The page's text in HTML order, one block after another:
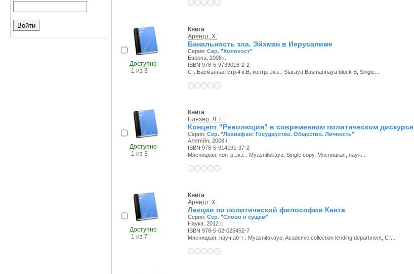
Доступно
1 из 3
Книга
Арендт, Х.
Банальность зла. Эйхман в Иерусалиме
Серия: Сер. "Холокост"
Европа, 2008 г.
ISBN 978-5-9739016-2-2
Ст. Басманная стр.4 к.В, контр. экз. : Staraya Basmannaya block B, Single...
Доступно
1 из 3
Книга
Бляхер, Л. Е.
Концепт "Революция" в современном политическом дискурсе
Серия: Сер. "Левиафан: Государство. Общество. Личность"
Алетейя, 2008 г.
ISBN 978-5-914191-37-2
Мясницкая, контр.экз. : Myasnitskaya, Single copy, Мясницкая, науч...
Доступно
1 из 7
Книга
Арендт, Х.
Лекции по политической философии Канта
Серия: Сер. "Слово о сущем"
Наука, 2012 г.
ISBN 978-5-02-025452-7
Мясницкая, науч.аб-т : Myasnitskaya, Academic collection lending department, Ст...